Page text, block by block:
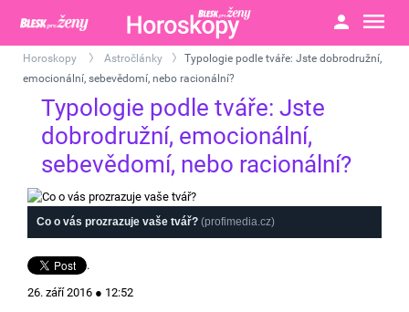
Horoskopy Astročlánky
Typologie podle tváře: Jste dobrodružní,
emocionální, sebevědomí, nebo racionální?
Typologie podle tváře: Jste
dobrodružní, emocionální,
sebevědomí, nebo racionální?
Co o vás prozrazuje vaše tvář? (profimedia.cz)
.
26. září 2016 ● 12:52